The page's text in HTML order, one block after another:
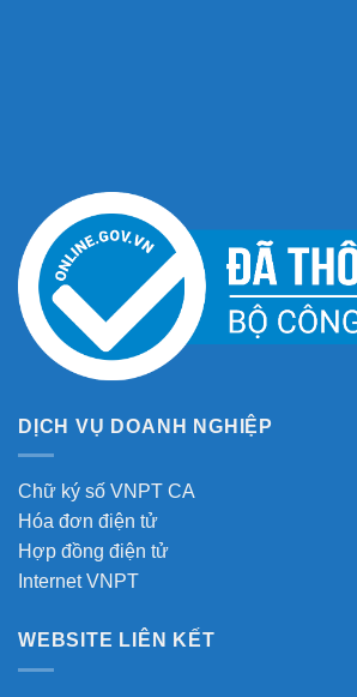
DỊCH VỤ DOANH NGHIỆP
Chữ ký số VNPT CA
Hóa đơn điện tử
Hợp đồng điện tử
Internet VNPT
WEBSITE LIÊN KẾT